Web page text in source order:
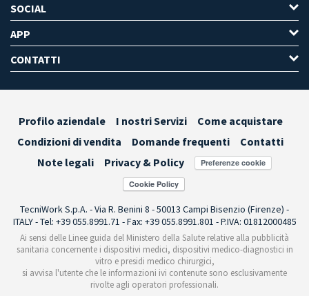
SOCIAL
APP
CONTATTI
Profilo aziendale I nostri Servizi
Come acquistare
Condizioni di vendita
Domande frequenti
Contatti
Note legali
Privacy & Policy Preferenze cookie
TecniWork S.p.A. - Via R. Benini 8 - 50013 Campi Bisenzio (Firenze) -
ITALY - Tel: +39 055.8991.71 - Fax: +39 055.8991.801 - P.IVA: 01812000485
Ai sensi delle Linee guida del Ministero della Salute relative alla pubblicità
sanitaria concernente i dispositivi medici, dispositivi medico-diagnostici in
vitro e presidi medico chirurgici,
si avvisa l'utente che le informazioni ivi contenute sono esclusivamente
rivolte agli operatori professionali.